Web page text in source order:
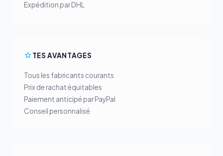
Expédition par DHL
TES AVANTAGES
Tous les fabricants courants
Prix de rachat équitables
Paiement anticipé par PayPal
Conseil personnalisé